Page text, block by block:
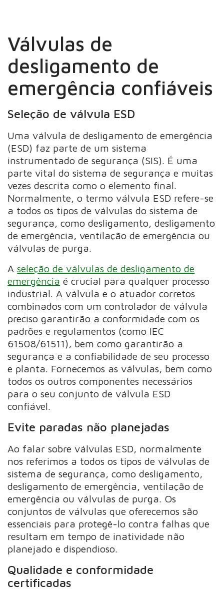
Válvulas de
desligamento de
emergência confiáveis
Seleção de válvula ESD
Uma válvula de desligamento de emergência
(ESD) faz parte de um sistema
instrumentado de segurança (SIS). É uma
parte vital do sistema de segurança e muitas
vezes descrita como o elemento final.
Normalmente, o termo válvula ESD refere-se
a todos os tipos de válvulas do sistema de
segurança, como desligamento, desligamento
de emergência, ventilação de emergência ou
válvulas de purga.
Aseleção de válvulas de desligamento de
emergência é crucial para qualquer processo
industrial. A válvula e o atuador corretos
combinados com um controlador de válvula
preciso garantirão a conformidade com os
padrões e regulamentos (como IEC
61508/61511), bem como garantirão a
segurança e a confiabilidade de seu processo
e planta. Fornecemos as válvulas, bem como
todos os outros componentes necessários
para o seu conjunto de válvula ESD
confiável.
Evite paradas não planejadas
Ao falar sobre válvulas ESD, normalmente
nos referimos a todos os tipos de válvulas de
sistema de segurança, como desligamento,
desligamento de emergência, ventilação de
emergência ou válvulas de purga. Os
conjuntos de válvulas que oferecemos são
essenciais para protegê-lo contra falhas que
resultam em tempo de inatividade não
planejado e dispendioso.
Qualidade e conformidade
certificadas